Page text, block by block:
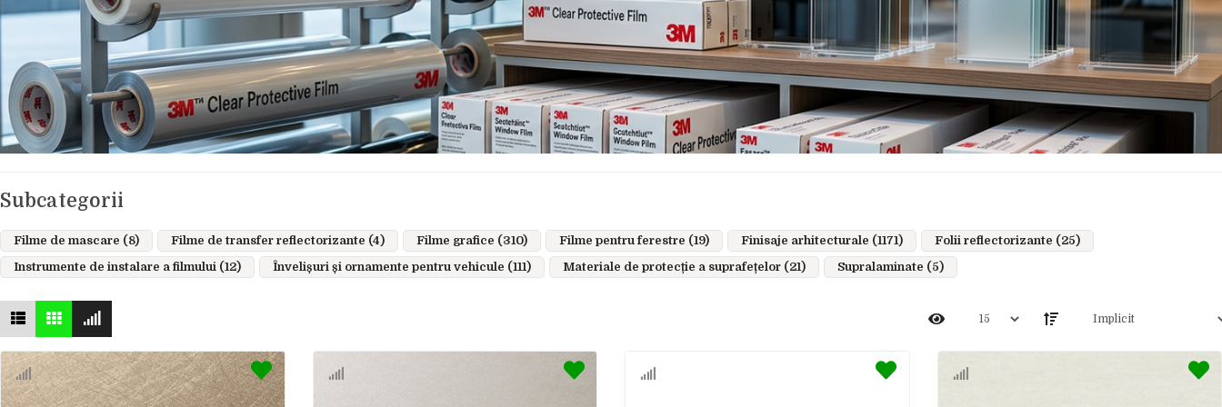
Subcategorii
Filme de mascare (8) Filme de transfer reflectorizante (4) Filme grafice (310) Filme pentru ferestre (19) Finisaje arhitecturale (1171)
Folii reflectorizante (25)
Instrumente de instalare a filmului (12)
Învelișuri și ornamente pentru vehicule (111) Materiale de protecție a suprafețelor (21) Supralaminate (5)